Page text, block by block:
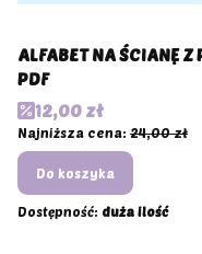
ALFABET NA ŚCIANĘ
PDF
Cena promocyjna
12,00 zł
Najniższa cena: 24,00 zł
Do koszyka
Dostępność: duża ilość